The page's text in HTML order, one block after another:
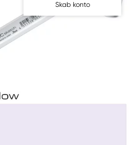
Skab konto